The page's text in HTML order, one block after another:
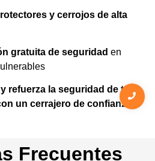
y cerrojos de alta
gratuita de seguridad en
refuerza la seguridad de tu
un cerrajero de confianza.
Frecuentes